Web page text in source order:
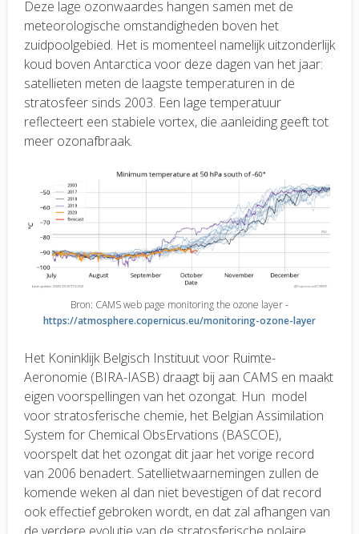
Deze lage ozonwaardes hangen samen met de
meteorologische omstandigheden boven het
zuidpoolgebied. Het is momenteel namelijk uitzonderlijk
koud boven Antarctica voor deze dagen van het jaar:
satellieten meten de laagste temperaturen in de
stratosfeer sinds 2003. Een lage temperatuur
reflecteert een stabiele vortex, die aanleiding geeft tot
meer ozonafbraak.
Bron: CAMS web page monitoring the ozone layer -
https://atmosphere.copernicus.eu/monitoring-ozone-layer
Het Koninklijk Belgisch Instituut voor Ruimte-
Aeronomie (BIRA-IASB) draagt bij aan CAMS en maakt
eigen voorspellingen van het ozongat. Hun model
voor stratosferische chemie, het Belgian Assimilation
System for Chemical ObsErvations (BASCOE),
voorspelt dat het ozongat dit jaar het vorige record
van 2006 benadert. Satellietwaarnemingen zullen de
komende weken al dan niet bevestigen of dat record
ook effectief gebroken wordt, en dat zal afhangen van